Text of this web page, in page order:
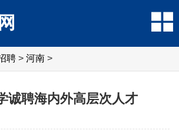
聘 > 河南 >
诚聘海内外高层次人才